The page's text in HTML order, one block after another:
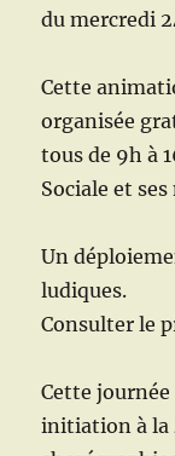
du mercredi
Cette
organisée
tous de 9h à
Sociale et
Un
ludiques.
Consulter le
Cette journée
initiation à la